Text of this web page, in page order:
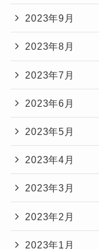
2023年9月
2023年8月
2023年7月
2023年6月
2023年5月
2023年4月
2023年3月
2023年2月
2023年1月